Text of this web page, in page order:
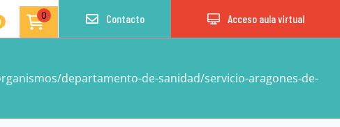
0 Contacto Acceso aula virtual
departamento-de-sanidad/servicio-aragones-de-